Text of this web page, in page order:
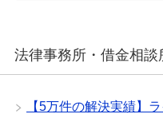
法律事務所・借金相談
【5万件の解決実績】